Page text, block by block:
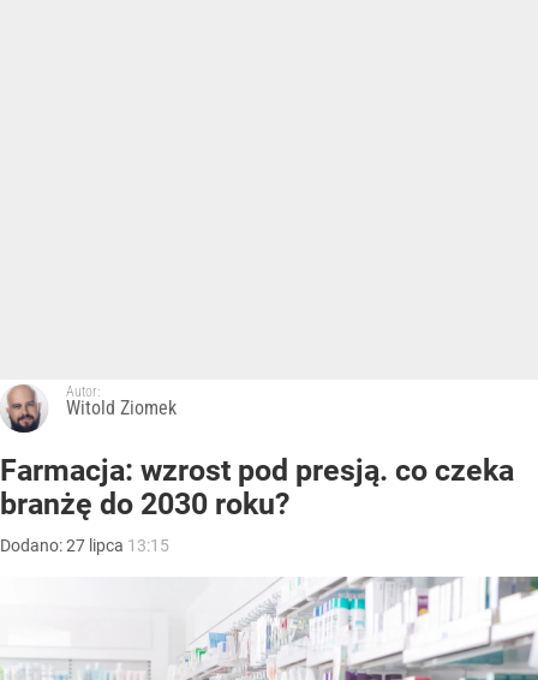
Autor:
Witold Ziomek
Farmacja: wzrost pod presją. co czeka
branżę do 2030 roku?
Dodano:27 lipca 13:15